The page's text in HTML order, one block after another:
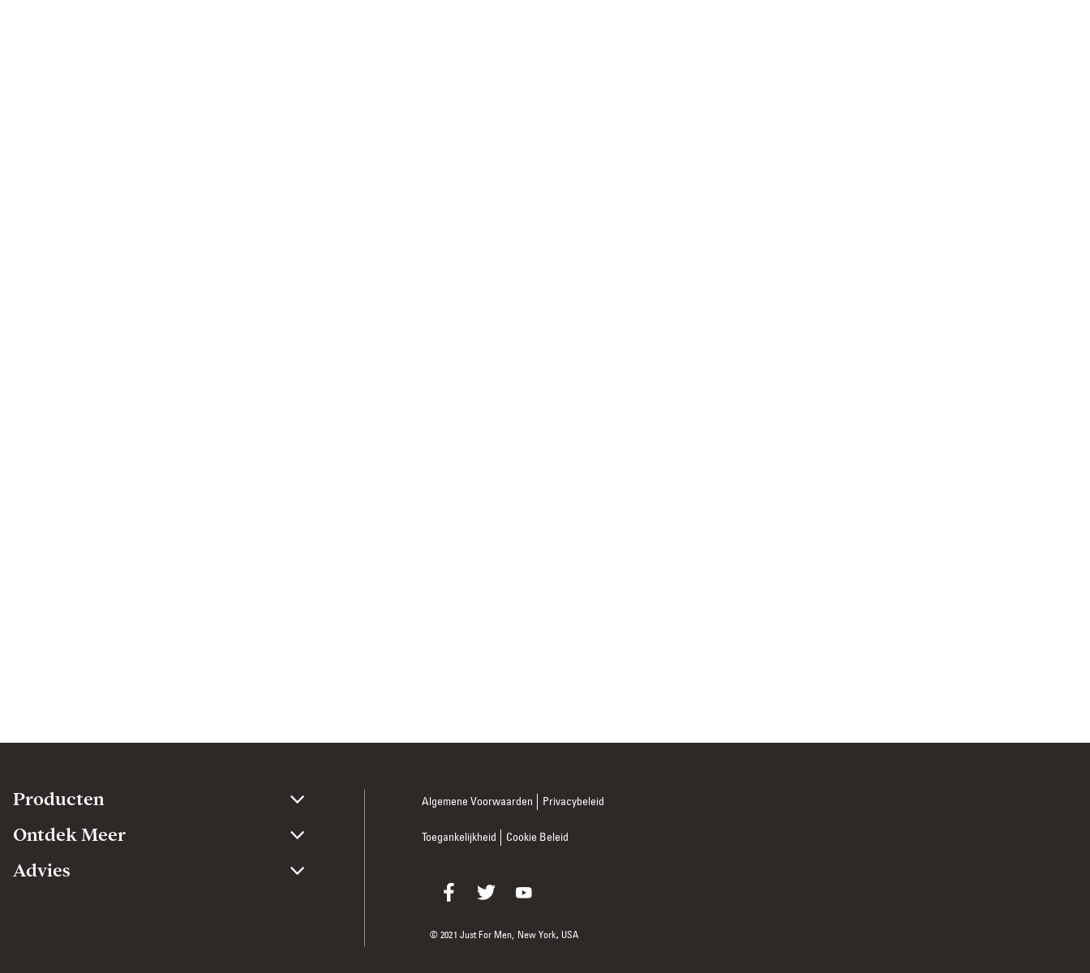
Producten​
Ontdek Meer​
Advies​
Algemene Voorwaarden Privacybeleid
Toegankelijkheid Cookie Beleid
© 2021 Just For Men, New York, USA